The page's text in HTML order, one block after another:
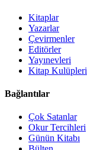
Kitaplar
Yazarlar
Çevirmenler
Editörler
Yayınevleri
Kitap Kulüpleri
Bağlantılar
Çok Satanlar
Okur Tercihleri
Günün Kitabı